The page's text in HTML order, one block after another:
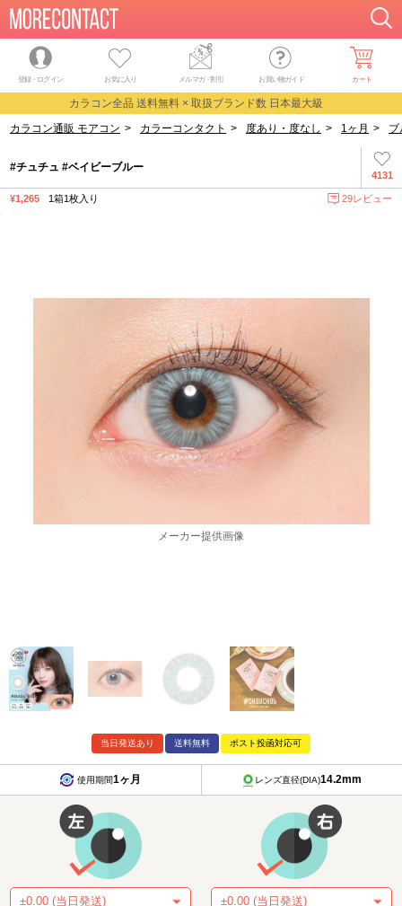
登録・ログイン お気に入り メルマガ・割引 お買い物ガイド カート
カラコン全品 送料無料 × 取扱ブランド数 日本最大級
カラコン通販 モアコン > カラーコンタクト > 度あり・度なし > 1ヶ月 > ブ
4131
#チュチュ #ベイビーブルー
¥1,265 1箱1枚入り 29レビュー
当日発送あり 送料無料 ポスト投函対応可
使用期間1ヶ月 レンズ直径(DIA)14.2mm